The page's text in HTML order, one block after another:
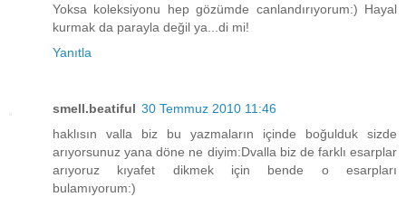
Yoksa koleksiyonu hep gözümde canlandırıyorum:) Hayal
kurmak da parayla değil ya...di mi!
Yanıtla
smell.beatiful 30 Temmuz 2010 11:46
haklısın valla biz bu yazmaların içinde boğulduk sizde
arıyorsunuz yana döne ne diyim:Dvalla biz de farklı esarplar
arıyoruz kıyafet dikmek için bende o esarpları
bulamıyorum:)